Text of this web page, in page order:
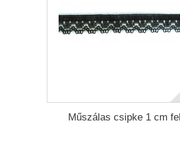
Műszálas csipke 1 cm